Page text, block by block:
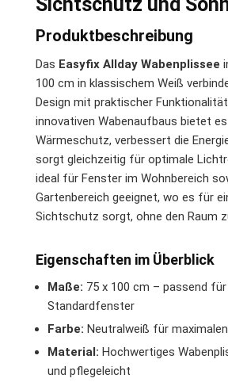
Produktbeschreibung
Das Easyfix Allday Wabenplissee
100 cm in klassischem Weiß
Design mit praktischer
innovativen Wabenaufbaus bietet
Wärmeschutz, verbessert die
sorgt gleichzeitig für optimale
ideal für Fenster im Wohnbereich
Gartenbereich geeignet, wo es für
Sichtschutz sorgt, ohne den Raum
Eigenschaften im Überblick
Maße: 75 x 100 cm – passend für
Standardfenster
Farbe: Neutralweiß für
Material: Hochwertiges
und pflegeleicht